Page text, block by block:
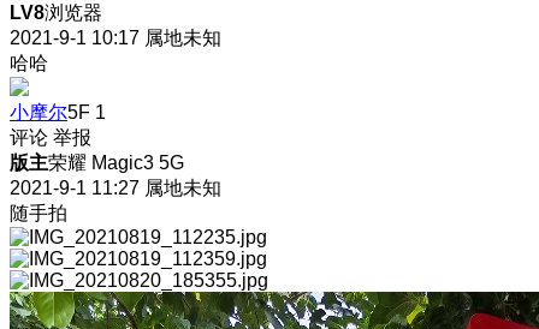
LV8浏览器
2021-9-1 10:17 属地未知
哈哈
小摩尔5F 1
评论 举报
版主荣耀 Magic3 5G
2021-9-1 11:27 属地未知
随手拍